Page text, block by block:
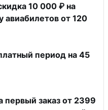
10 000 ₽ на
авиабилетов от 120
период на 45
первый заказ от 2399